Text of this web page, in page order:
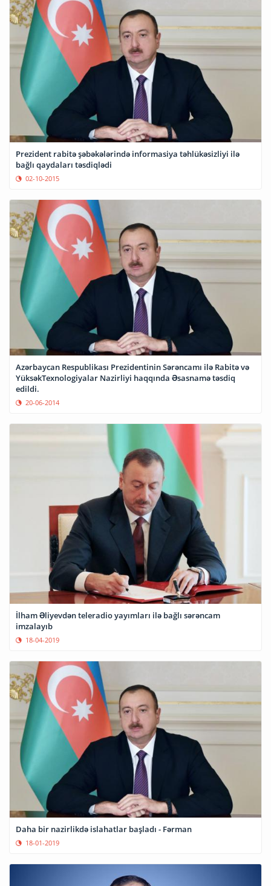
Prezident rabitə şəbəkələrində informasiya təhlükəsizliyi ilə
bağlı qaydaları təsdiqlədi
02-10-2015
Azərbaycan Respublikası Prezidentinin Sərəncamı ilə Rabitə və
YüksəkTexnologiyalar Nazirliyi haqqında Əsasnamə təsdiq
edildi.
20-06-2014
İlham Əliyevdən teleradio yayımları ilə bağlı sərəncam
imzalayıb
18-04-2019
Daha bir nazirlikdə islahatlar başladı - Fərman
18-01-2019